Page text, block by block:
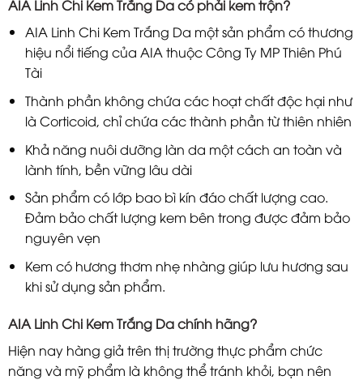
AIA Linh Chi Kem Trắng Da có phải kem trộn?
AIA Linh Chi Kem Trắng Da một sản phẩm có thương
hiệu nổi tiếng của AIA thuộc Công Ty MP Thiên Phú
Tài
Thành phần không chứa các hoạt chất độc hại như
là Corticoid, chỉ chứa các thành phần từ thiên nhiên
Khả năng nuôi dưỡng làn da một cách an toàn và
lành tính, bền vững lâu dài
Sản phẩm có lớp bao bì kín đáo chất lượng cao.
Đảm bảo chất lượng kem bên trong được đảm bảo
nguyên vẹn
Kem có hương thơm nhẹ nhàng giúp lưu hương sau
khi sử dụng sản phẩm.
AIA Linh Chi Kem Trắng Da chính hãng?
Hiện nay hàng giả trên thị trường thực phẩm chức
năng và mỹ phẩm là không thể tránh khỏi, bạn nên